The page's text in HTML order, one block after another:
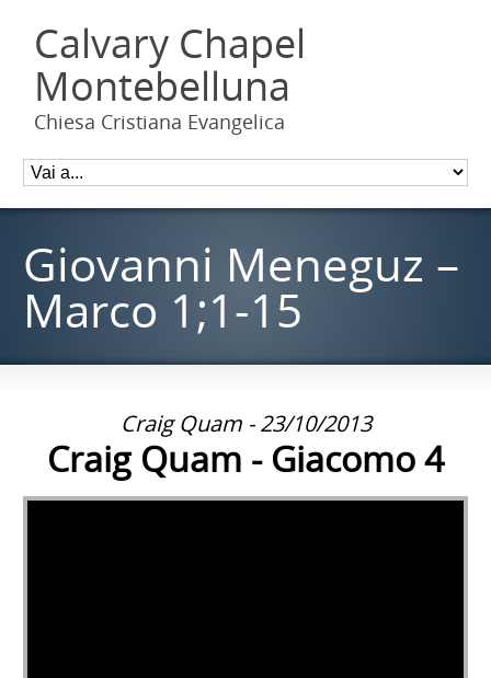
Calvary Chapel
Montebelluna
Chiesa Cristiana Evangelica
Giovanni Meneguz –
Marco 1;1-15
Craig Quam - 23/10/2013
Craig Quam - Giacomo 4